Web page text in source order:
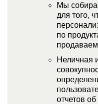
Мы
для того,
по
Неличная
отчетов